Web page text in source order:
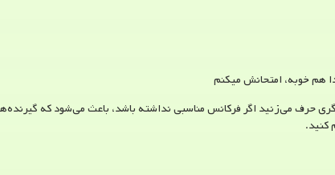
هم خوبه، امتحانش میکنم
حرف می‌زنید اگر فرکانس مناسبی نداشته باشد، باعث می‌شود که
کنید.